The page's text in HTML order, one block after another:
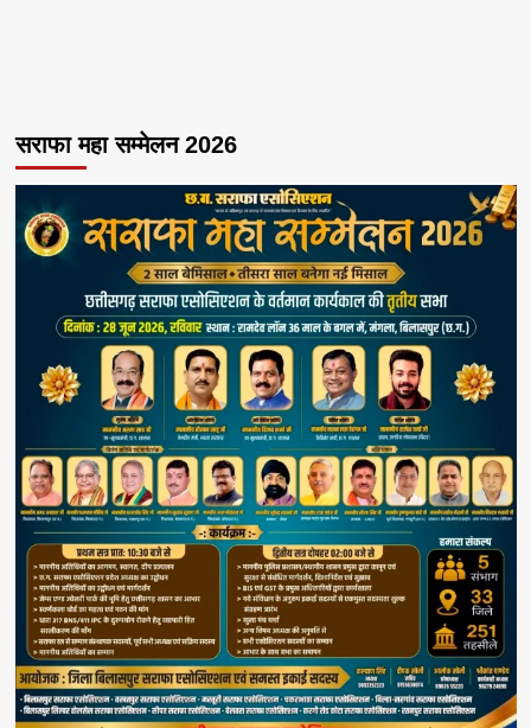
सराफा महा सम्मेलन 2026